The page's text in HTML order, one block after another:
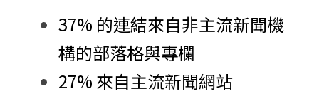
37% 的連結來自非主流新聞機
構的部落格與專欄
27% 來自主流新聞網站